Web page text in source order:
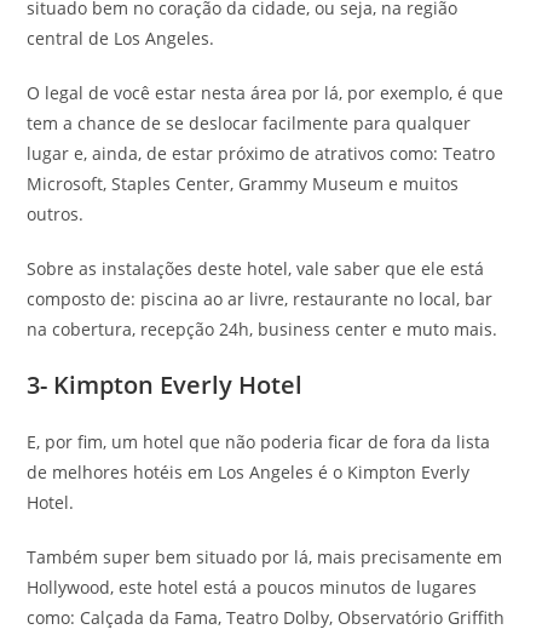
situado bem no coração da cidade, ou seja, na região
central de Los Angeles.
O legal de você estar nesta área por lá, por exemplo, é que
tem a chance de se deslocar facilmente para qualquer
lugar e, ainda, de estar próximo de atrativos como: Teatro
Microsoft, Staples Center, Grammy Museum e muitos
outros.
Sobre as instalações deste hotel, vale saber que ele está
composto de: piscina ao ar livre, restaurante no local, bar
na cobertura, recepção 24h, business center e muto mais.
3- Kimpton Everly Hotel
E, por fim, um hotel que não poderia ficar de fora da lista
de melhores hotéis em Los Angeles é o Kimpton Everly
Hotel.
Também super bem situado por lá, mais precisamente em
Hollywood, este hotel está a poucos minutos de lugares
como: Calçada da Fama, Teatro Dolby, Observatório Griffith